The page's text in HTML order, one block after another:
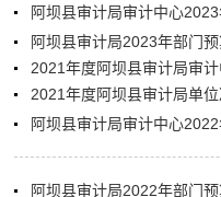
阿坝县审计局审计中心
阿坝县审计局2023年部门
2021年度阿坝县审计局审
2021年度阿坝县审计局单
阿坝县审计局审计中心
阿坝县审计局2022年部门